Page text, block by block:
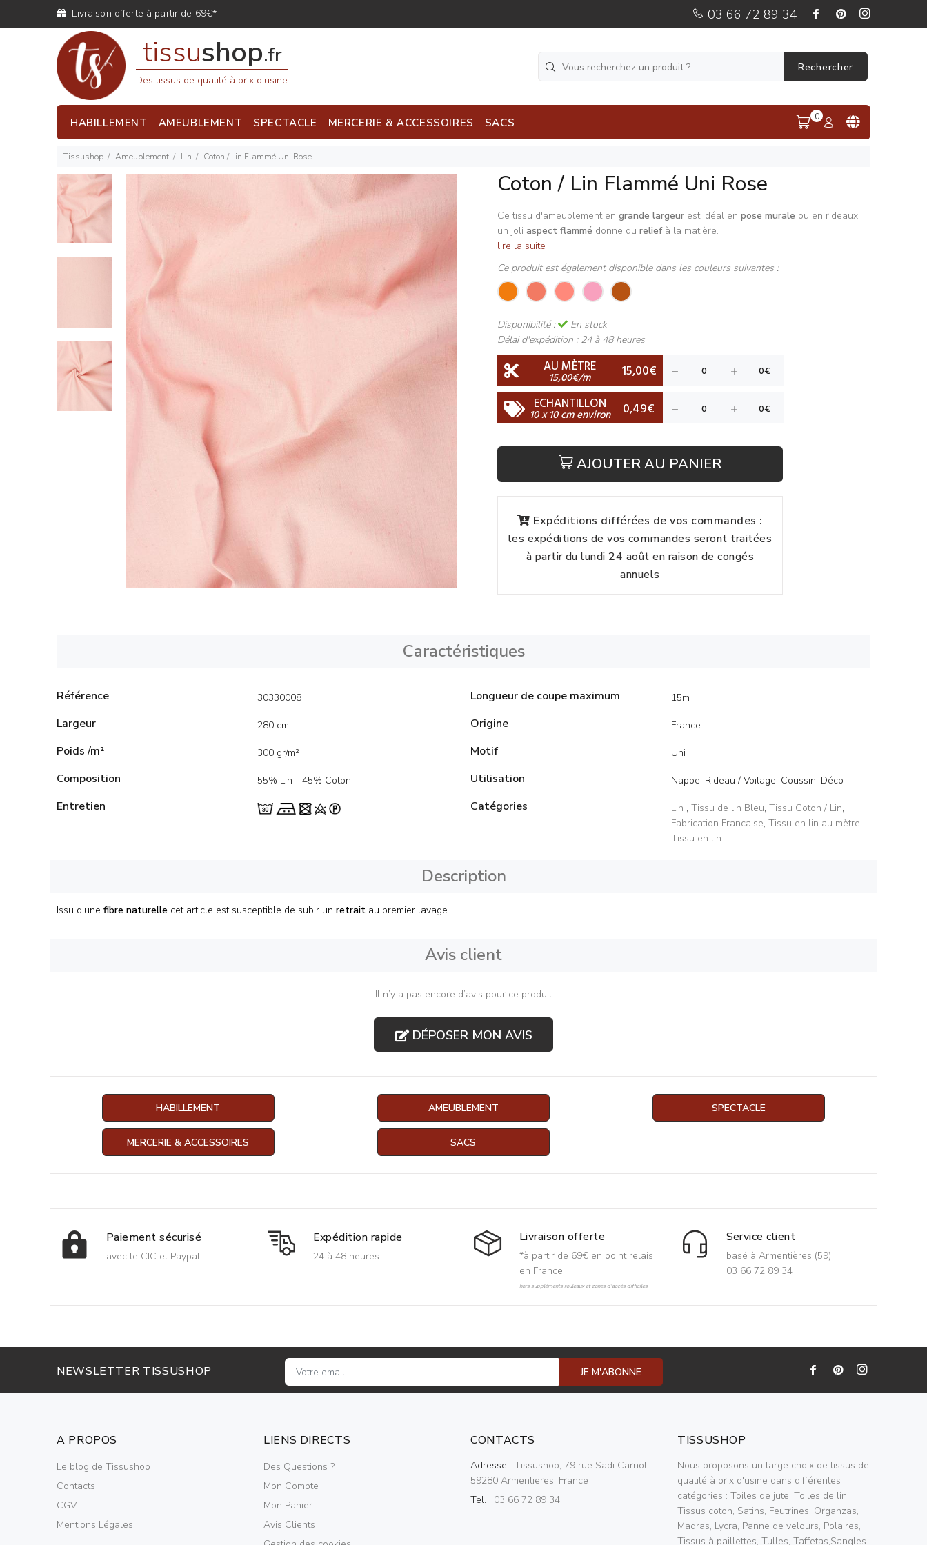
Livraison offerte à partir de 69€* 03 66 72 89 34
tissushop.fr
Des tissus de qualité à prix d'usine
Rechercher
HABILLEMENT AMEUBLEMENT SPECTACLE MERCERIE & ACCESSOIRES SACS 0
Tissushop Ameublement Lin Coton / Lin Flammé Uni Rose
Coton / Lin Flammé Uni Rose
Ce tissu d'ameublement en grande largeur est idéal en pose murale ou en rideaux,
un joli aspect flammé donne du reliefà la matière.
lire la suite
Ce produit est également disponible dans les couleurs suivantes :
Disponibilité :
En stock
Délai d'expédition : 24 à 48 heures
AU MÈTRE
15,00€/m 15,00€
ECHANTILLON
10 x 10 cm environ 0,49€
AJOUTER AU PANIER
Expéditions différées de vos commandes :
les expéditions de vos commandes seront traitées
à partir du lundi 24 août en raison de congés
annuels
Caractéristiques
Référence 30330008
Largeur 280 cm
Poids /m² 300 gr/m²
Composition 55% Lin - 45% Coton
Entretien
Longueur de coupe maximum 15m
Origine France
Motif Uni
Utilisation Nappe, Rideau / Voilage, Coussin, Déco
Catégories Lin , Tissu de lin Bleu, Tissu Coton / Lin,
Fabrication Francaise, Tissu en lin au mètre,
Tissu en lin
Description
Issu d'une fibre naturelle cet article est susceptible de subir un retrait au premier lavage.
Avis client
Il n’y a pas encore d’avis pour ce produit
DÉPOSER MON AVIS
HABILLEMENT AMEUBLEMENT SPECTACLE
MERCERIE & ACCESSOIRES SACS
Paiement sécurisé
avec le CIC et Paypal
Expédition rapide
24 à 48 heures
Livraison offerte
*à partir de 69€ en point relais
en France
hors suppléments rouleaux et zones d'accès difficiles
Service client
basé à Armentières (59)
03 66 72 89 34
NEWSLETTER TISSUSHOP JE M'ABONNE
A PROPOS
Le blog de Tissushop
Contacts
CGV
Mentions Légales
LIENS DIRECTS
Des Questions ?
Mon Compte
Mon Panier
Avis Clients
CONTACTS
Adresse : Tissushop, 79 rue Sadi Carnot,
59280 Armentieres, France
Tel. : 03 66 72 89 34
TISSUSHOP
Nous proposons un large choix de tissus de
qualité à prix d'usine dans différentes
catégories : Toiles de jute, Toiles de lin,
Tissus coton, Satins, Feutrines, Organzas,
Madras, Lycra, Panne de velours, Polaires,
Tissus à paillettes, Tulles, Taffetas,Sangles